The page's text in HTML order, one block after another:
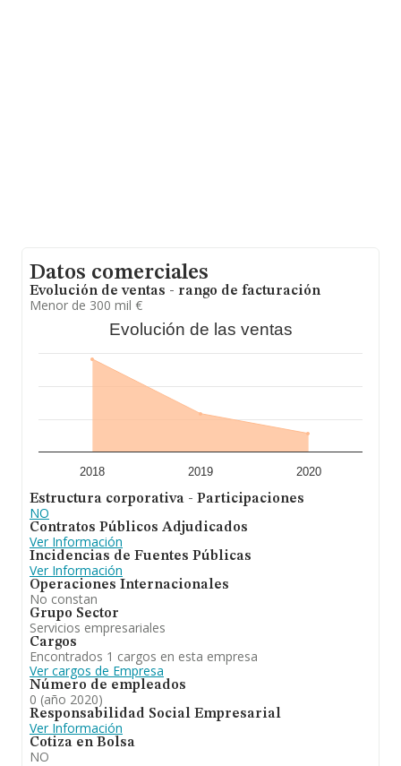
Datos comerciales
Evolución de ventas - rango de facturación
Menor de 300 mil €
Evolución de las ventas
2018 2019 2020
Estructura corporativa - Participaciones
NO
Contratos Públicos Adjudicados
Ver Información
Incidencias de Fuentes Públicas
Ver Información
Operaciones Internacionales
No constan
Grupo Sector
Servicios empresariales
Cargos
Encontrados 1 cargos en esta empresa
Ver cargos de Empresa
Número de empleados
0 (año 2020)
Responsabilidad Social Empresarial
Ver Información
Cotiza en Bolsa
NO